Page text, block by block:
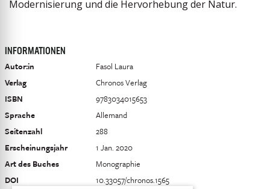
Modernisierung und die Hervorhebung der Natur.
INFORMATIONEN
Autor:in
Fasol Laura
Verlag
Chronos Verlag
ISBN
9783034015653
Sprache
Allemand
Seitenzahl
288
Erscheinungsjahr
1 Jan. 2020
Art des Buches
Monographie
DOI
10.33057/chronos.1565